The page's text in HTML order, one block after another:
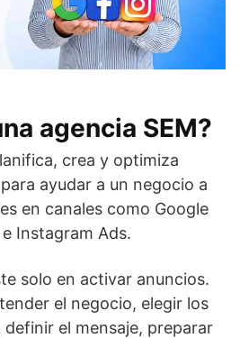
agencia SEM?
crea y optimiza
ayudar a un negocio a
en canales como Google
Instagram Ads.
solo en activar anuncios.
el negocio, elegir los
definir el mensaje, preparar